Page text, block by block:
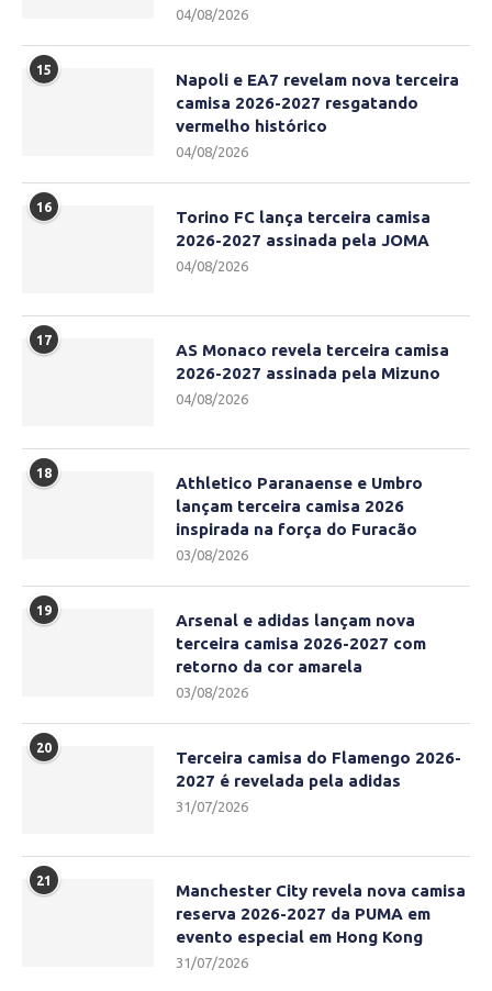
04/08/2026
15
Napoli e EA7 revelam nova terceira
camisa 2026-2027 resgatando
vermelho histórico
04/08/2026
16
Torino FC lança terceira camisa
2026-2027 assinada pela JOMA
04/08/2026
17
AS Monaco revela terceira camisa
2026-2027 assinada pela Mizuno
04/08/2026
18
Athletico Paranaense e Umbro
lançam terceira camisa 2026
inspirada na força do Furacão
03/08/2026
19
Arsenal e adidas lançam nova
terceira camisa 2026-2027 com
retorno da cor amarela
03/08/2026
20
Terceira camisa do Flamengo 2026-
2027 é revelada pela adidas
31/07/2026
21
Manchester City revela nova camisa
reserva 2026-2027 da PUMA em
evento especial em Hong Kong
31/07/2026